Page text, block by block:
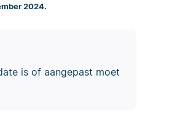
2024.
is of aangepast moet